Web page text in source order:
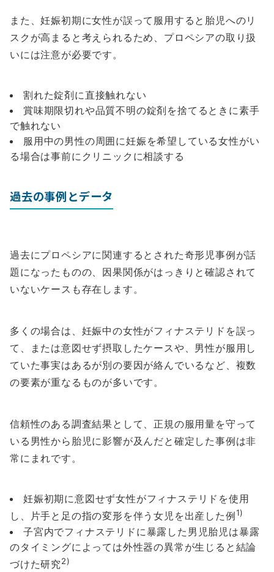
また、妊娠初期に女性が誤って服用すると胎児へのリ
スクが高まると考えられるため、プロペシアの取り扱
いには注意が必要です。
割れた錠剤に直接触れない
賞味期限切れや品質不明の錠剤を捨てるときに素手
で触れない
服用中の男性の周囲に妊娠を希望している女性がい
る場合は事前にクリニックに相談する
過去の事例とデータ
過去にプロペシアに関連するとされた奇形児事例が話
題になったものの、因果関係がはっきりと確認されて
いないケースも存在します。
多くの場合は、妊娠中の女性がフィナステリドを誤っ
て、または意図せず摂取したケースや、男性が服用し
ていた事実はあるが別の要因が絡んでいるなど、複数
の要素が重なるものが多いです。
信頼性のある調査結果として、正規の服用量を守って
いる男性から胎児に影響が及んだと確定した事例は非
常にまれです。
妊娠初期に意図せず女性がフィナステリドを使用
し、片手と足の指の変形を伴う女児を出産した例1)
子宮内でフィナステリドに暴露した男児胎児は暴露
のタイミングによっては外性器の異常が生じると結論
づけた研究2)